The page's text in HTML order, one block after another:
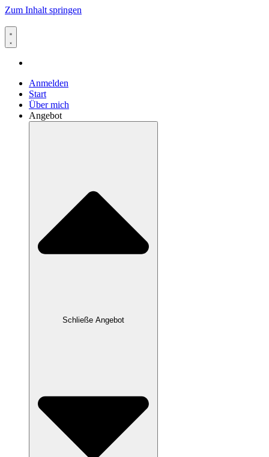
Zum Inhalt springen
Anmelden
Start
Über mich
Angebot
Schließe Angebot